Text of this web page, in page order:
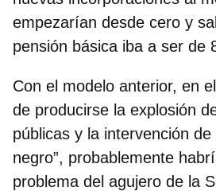
empezarían desde cero y
pensión básica iba a ser de
Con el modelo anterior, en
de producirse la explosión
públicas y la intervención de
negro”, probablemente
problema del agujero de la